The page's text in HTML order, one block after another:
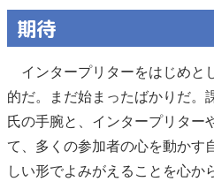
期待
インタープリターをはじめと
的だ。まだ始まったばかりだ。
氏の手腕と、インタープリター
て、多くの参加者の心を動かす
しい形でよみがえることを心か